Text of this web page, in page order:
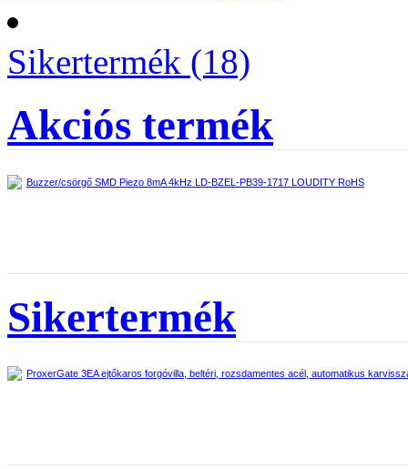
Sikertermék (18)
Akciós termék
Buzzer/csörgő SMD Piezo 8mA 4kHz LD-BZEL-PB39-1717 LOUDITY RoHS
Sikertermék
ProxerGate 3EA ejtőkaros forgóvilla, beltéri, rozsdamentes acél, automatikus